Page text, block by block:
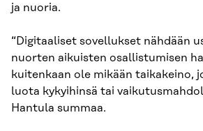
ja nuoria.
“Digitaaliset sovellukset nähdään
nuorten aikuisten osallistumisen
kuitenkaan ole mikään taikakeino,
luota kykyihinsä tai
Hantula summaa.